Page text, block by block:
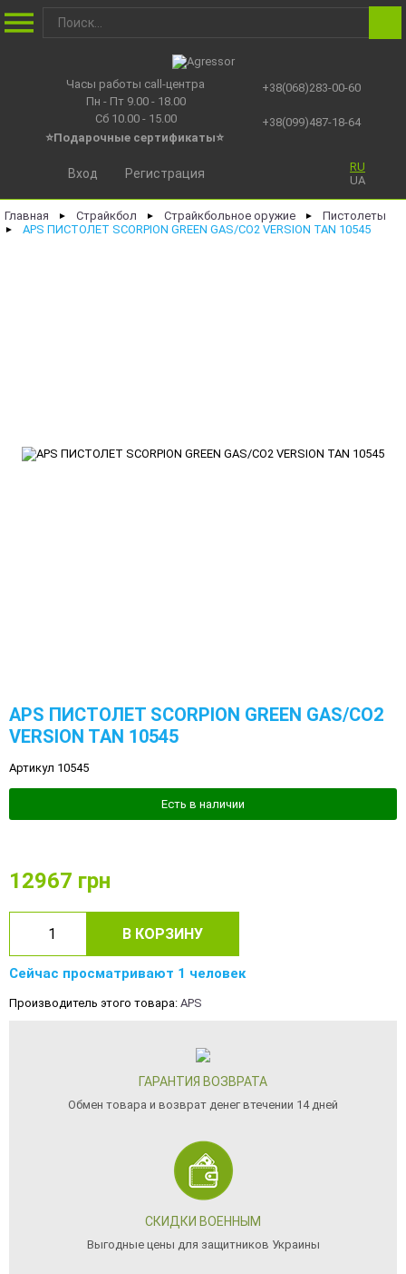
Часы работы call-центра
Пн - Пт 9.00 - 18.00
Сб 10.00 - 15.00
⭐Подарочные сертификаты⭐
+38(068)283-00-60
+38(099)487-18-64
RU
UA
Вход Регистрация
Главная ► Страйкбол ► Страйкбольное оружие ► Пистолеты
► APS ПИСТОЛЕТ SCORPION GREEN GAS/CO2 VERSION TAN 10545
APS ПИСТОЛЕТ SCORPION GREEN GAS/CO2
VERSION TAN 10545
Артикул 10545
Есть в наличии
12967 грн
В КОРЗИНУ
Сейчас просматривают 1 человек
Производитель этого товара: APS
ГАРАНТИЯ ВОЗВРАТА
Обмен товара и возврат денег втечении 14 дней
СКИДКИ ВОЕННЫМ
Выгодные цены для защитников Украины